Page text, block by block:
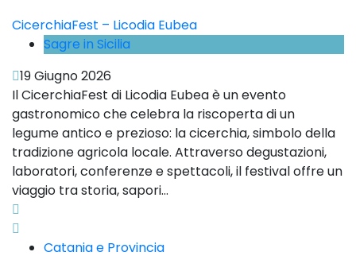
CicerchiaFest – Licodia Eubea
Sagre in Sicilia
19 Giugno 2026
Il CicerchiaFest di Licodia Eubea è un evento
gastronomico che celebra la riscoperta di un
legume antico e prezioso: la cicerchia, simbolo della
tradizione agricola locale. Attraverso degustazioni,
laboratori, conferenze e spettacoli, il festival offre un
viaggio tra storia, sapori...
Catania e Provincia